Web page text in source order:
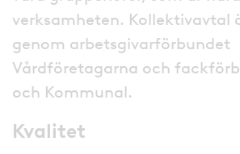
verksamheten. Kollektivavtal
genom arbetsgivarförbundet
Vårdföretagarna och
och Kommunal.
Kvalitet